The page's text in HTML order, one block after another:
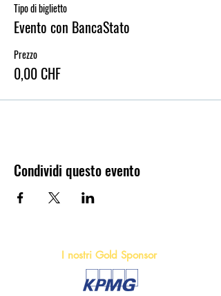
Tipo di biglietto
Evento con BancaStato
Prezzo
0,00 CHF
Condividi questo evento
I nostri Gold Sponsor